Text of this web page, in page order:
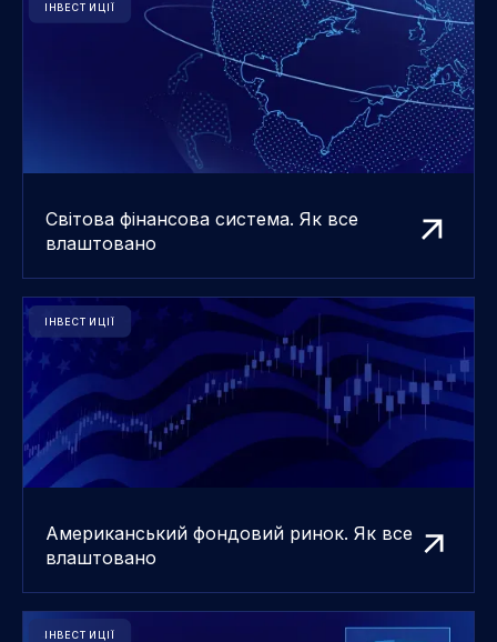
ІНВЕСТИЦІЇ
Світова фінансова система. Як все
влаштовано
ІНВЕСТИЦІЇ
Американський фондовий ринок. Як все
влаштовано
ІНВЕСТИЦІЇ